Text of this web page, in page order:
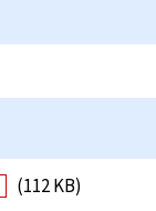
(112 KB)